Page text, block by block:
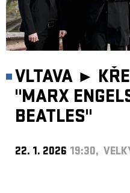
VLTAVA ►
"MARX
BEATLES"
22. 1. 2026 19:30,